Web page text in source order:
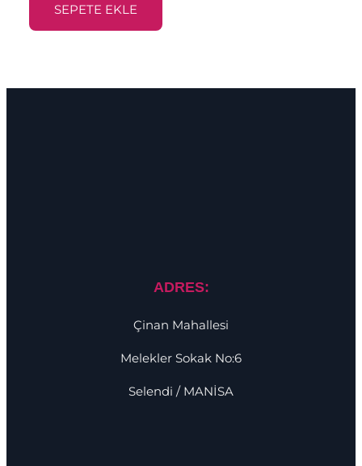
SEPETE EKLE
ADRES:
Çinan Mahallesi
Melekler Sokak No:6
Selendi / MANİSA